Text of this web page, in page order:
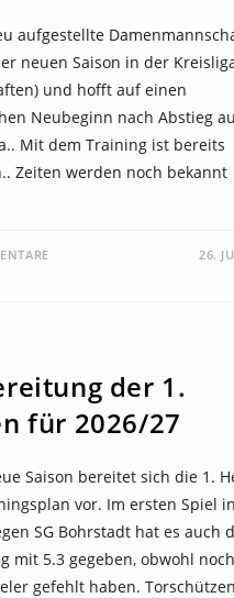
aufgestellte
neuen Saison in der
und hofft auf einen
Neubeginn nach Abstieg
Mit dem Training ist bereits
Zeiten werden noch bekannt
26.
der 1.
für 2026/27
Saison bereitet sich die 1.
vor. Im ersten Spiel in
SG Bohrstadt hat es auch
mit 5.3 gegeben, obwohl noch
gefehlt haben. Torschützen